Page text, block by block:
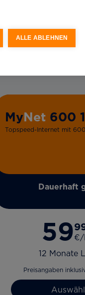
MyNet600
Topspeed-Internet mit
Dauerhaft
59€/
12 Monate
Preisangaben
ALLE ABLEHNEN